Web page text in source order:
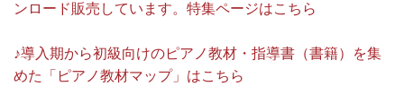
ンロード販売しています。特集ページはこちら
♪導入期から初級向けのピアノ教材・指導書（書籍）を集
めた「ピアノ教材マップ」はこちら